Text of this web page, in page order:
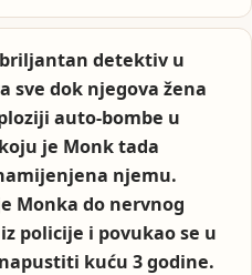
detektiv u
sve dok njegova žena
auto-bombe u
je Monk tada
njemu.
Monka do nervnog
policije i povukao se u
kuću 3 godine.